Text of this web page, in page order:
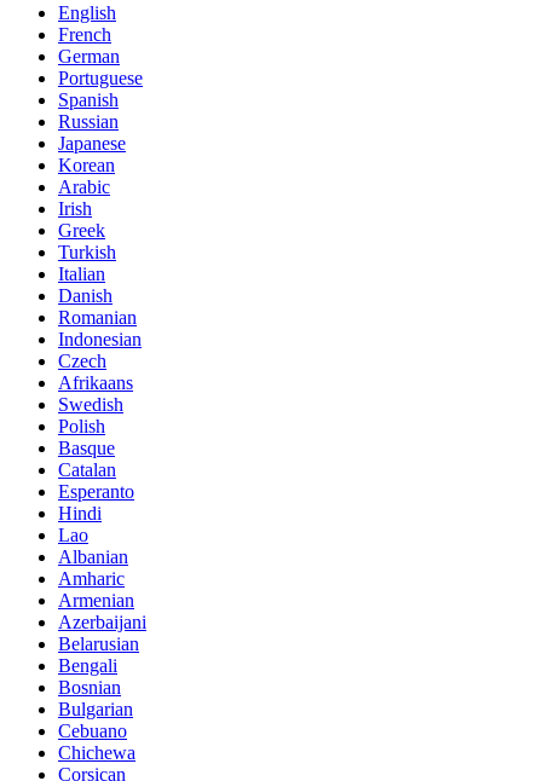
English
French
German
Portuguese
Spanish
Russian
Japanese
Korean
Arabic
Irish
Greek
Turkish
Italian
Danish
Romanian
Indonesian
Czech
Afrikaans
Swedish
Polish
Basque
Catalan
Esperanto
Hindi
Lao
Albanian
Amharic
Armenian
Azerbaijani
Belarusian
Bengali
Bosnian
Bulgarian
Cebuano
Chichewa
Corsican